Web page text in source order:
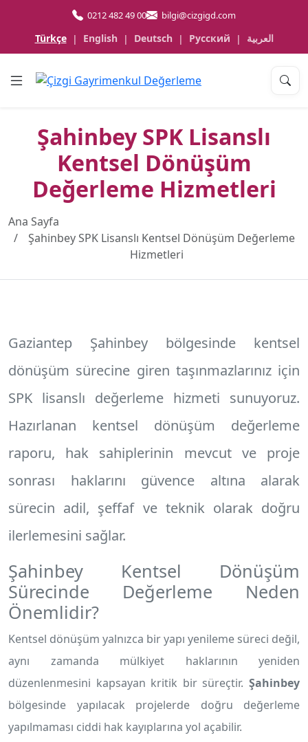
0212 482 49 00 bilgi@cizgigd.com
Türkçe | English | Deutsch | Русский | العربية
Şahinbey SPK Lisanslı
Kentsel Dönüşüm
Değerleme Hizmetleri
Ana Sayfa
Şahinbey SPK Lisanslı Kentsel Dönüşüm Değerleme
Hizmetleri
Gaziantep Şahinbey bölgesinde kentsel
dönüşüm sürecine giren taşınmazlarınız için
SPK lisanslı değerleme hizmeti sunuyoruz.
Hazırlanan kentsel dönüşüm değerleme
raporu, hak sahiplerinin mevcut ve proje
sonrası haklarını güvence altına alarak
sürecin adil, şeffaf ve teknik olarak doğru
ilerlemesini sağlar.
Şahinbey Kentsel Dönüşüm
Sürecinde Değerleme Neden
Önemlidir?
Kentsel dönüşüm yalnızca bir yapı yenileme süreci değil,
aynı zamanda mülkiyet haklarının yeniden
düzenlenmesini kapsayan kritik bir süreçtir. Şahinbey
bölgesinde yapılacak projelerde doğru değerleme
yapılmaması ciddi hak kayıplarına yol açabilir.